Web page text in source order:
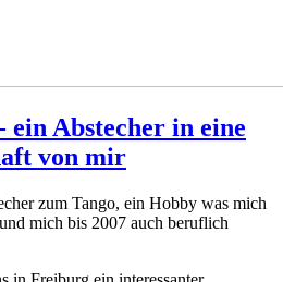
ein Abstecher in eine
von mir
zum Tango, ein Hobby was mich
mich bis 2007 auch beruflich